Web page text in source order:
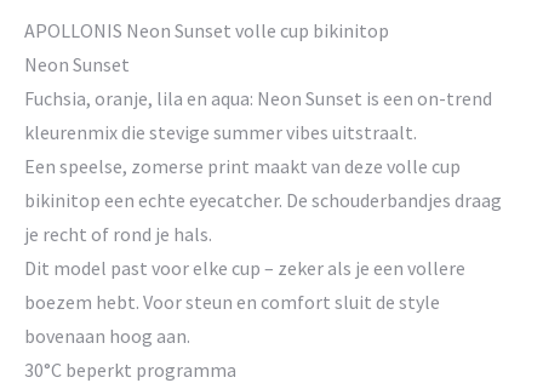
APOLLONIS Neon Sunset volle cup bikinitop
Neon Sunset
Fuchsia, oranje, lila en aqua: Neon Sunset is een on-trend
kleurenmix die stevige summer vibes uitstraalt.
Een speelse, zomerse print maakt van deze volle cup
bikinitop een echte eyecatcher. De schouderbandjes draag
je recht of rond je hals.
Dit model past voor elke cup – zeker als je een vollere
boezem hebt. Voor steun en comfort sluit de style
bovenaan hoog aan.
30°C beperkt programma